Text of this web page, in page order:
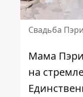
Свадьба
Мама
на